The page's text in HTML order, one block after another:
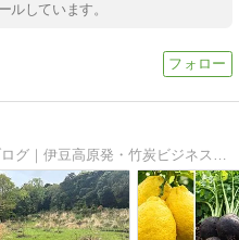
ルしています。